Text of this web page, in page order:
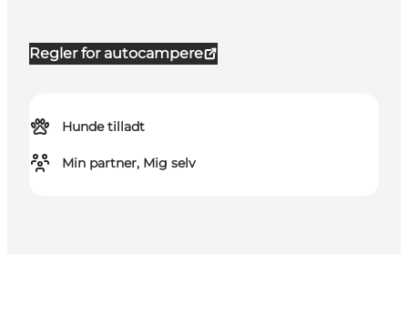
Regler for autocampere
Hunde tilladt
Min partner, Mig selv